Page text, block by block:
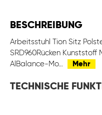
BESCHREIBUNG
Arbeitsstuhl Tion Sitz
SRD960Rücken
AlBalance-Mo…
Mehr
TECHNISCHE